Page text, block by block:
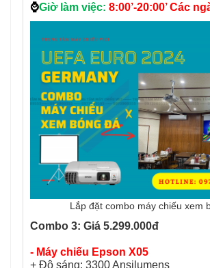
⌚Giờ làm việc: 8:00’-20:00’ Các
Lắp đặt combo máy chiếu xem
Combo 3: Giá 5.299.000đ
- Máy chiếu Epson X05
+ Độ sáng: 3300 Ansilumens